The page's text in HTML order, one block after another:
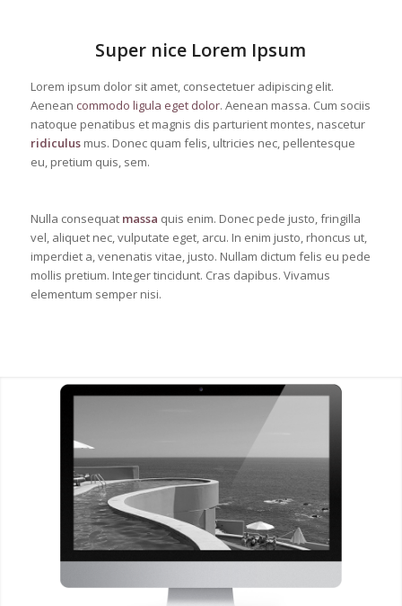
Super nice Lorem Ipsum
Lorem ipsum dolor sit amet, consectetuer adipiscing elit.
Aenean commodo ligula eget dolor. Aenean massa. Cum sociis
natoque penatibus et magnis dis parturient montes, nascetur
ridiculusmus. Donec quam felis, ultricies nec, pellentesque
eu, pretium quis, sem.
Nulla consequat massa quis enim. Donec pede justo, fringilla
vel, aliquet nec, vulputate eget, arcu. In enim justo, rhoncus ut,
imperdiet a, venenatis vitae, justo. Nullam dictum felis eu pede
mollis pretium. Integer tincidunt. Cras dapibus. Vivamus
elementum semper nisi.